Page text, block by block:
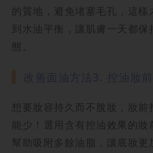
的質地，避免堵塞毛孔，這樣
到水油平衡，讓肌膚一天都保
態。
想要妝容持久而不脫妝，妝前
能少！選用含有控油效果的妝
幫助吸附多餘油脂，讓底妝更